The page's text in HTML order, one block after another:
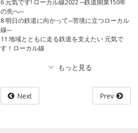
6 元気です! ローカル線2022 ─鉄道開業150年
の先へ─
8 明日の鉄道に向かって─苦境に立つローカル
線─
11 地域とともに走る鉄道を支えたい 元気で
す！ローカル線
Next Prev